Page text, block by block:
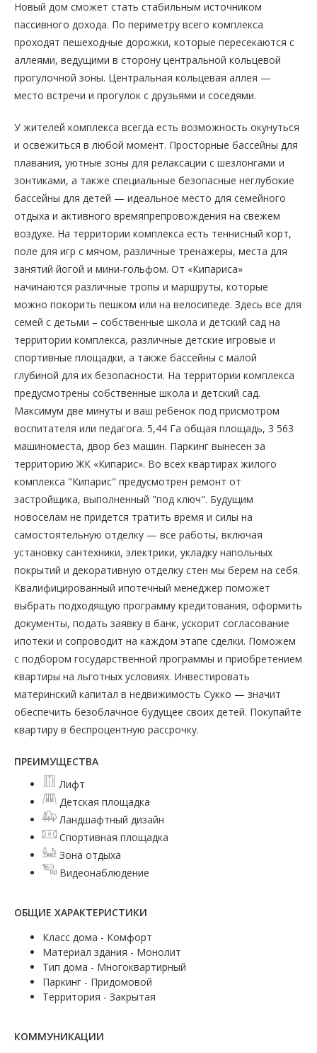
Новый дом сможет стать стабильным источником
пассивного дохода. По периметру всего комплекса
проходят пешеходные дорожки, которые пересекаются с
аллеями, ведущими в сторону центральной кольцевой
прогулочной зоны. Центральная кольцевая аллея —
место встречи и прогулок с друзьями и соседями.
У жителей комплекса всегда есть возможность окунуться
и освежиться в любой момент. Просторные бассейны для
плавания, уютные зоны для релаксации с шезлонгами и
зонтиками, а также специальные безопасные неглубокие
бассейны для детей — идеальное место для семейного
отдыха и активного времяпрепровождения на свежем
воздухе. На территории комплекса есть теннисный корт,
поле для игр с мячом, различные тренажеры, места для
занятий йогой и мини-гольфом. От «Кипариса»
начинаются различные тропы и маршруты, которые
можно покорить пешком или на велосипеде. Здесь все для
семей с детьми – собственные школа и детский сад на
территории комплекса, различные детские игровые и
спортивные площадки, а также бассейны с малой
глубиной для их безопасности. На территории комплекса
предусмотрены собственные школа и детский сад.
Максимум две минуты и ваш ребенок под присмотром
воспитателя или педагога. 5,44 Га общая площадь, 3 563
машиноместа, двор без машин. Паркинг вынесен за
территорию ЖК «Кипарис». Во всех квартирах жилого
комплекса "Кипарис" предусмотрен ремонт от
застройщика, выполненный "под ключ". Будущим
новоселам не придется тратить время и силы на
самостоятельную отделку — все работы, включая
установку сантехники, электрики, укладку напольных
покрытий и декоративную отделку стен мы берем на себя.
Квалифицированный ипотечный менеджер поможет
выбрать подходящую программу кредитования, оформить
документы, подать заявку в банк, ускорит согласование
ипотеки и сопроводит на каждом этапе сделки. Поможем
с подбором государственной программы и приобретением
квартиры на льготных условиях. Инвестировать
материнский капитал в недвижимость Сукко — значит
обеспечить безоблачное будущее своих детей. Покупайте
квартиру в беспроцентную рассрочку.
ПРЕИМУЩЕСТВА
Лифт
Детская площадка
Ландшафтный дизайн
Спортивная площадка
Зона отдыха
Видеонаблюдение
ОБЩИЕ ХАРАКТЕРИСТИКИ
Класс дома - Комфорт
Материал здания - Монолит
Тип дома - Многоквартирный
Паркинг - Придомовой
Территория - Закрытая
КОММУНИКАЦИИ